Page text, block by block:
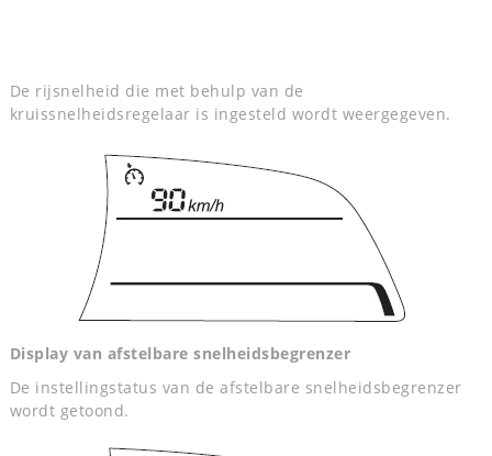
De rijsnelheid die met behulp van de
kruissnelheidsregelaar is ingesteld wordt weergegeven.
Display van afstelbare snelheidsbegrenzer
De instellingstatus van de afstelbare snelheidsbegrenzer
wordt getoond.